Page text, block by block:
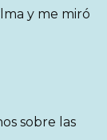
y me miró
sobre las